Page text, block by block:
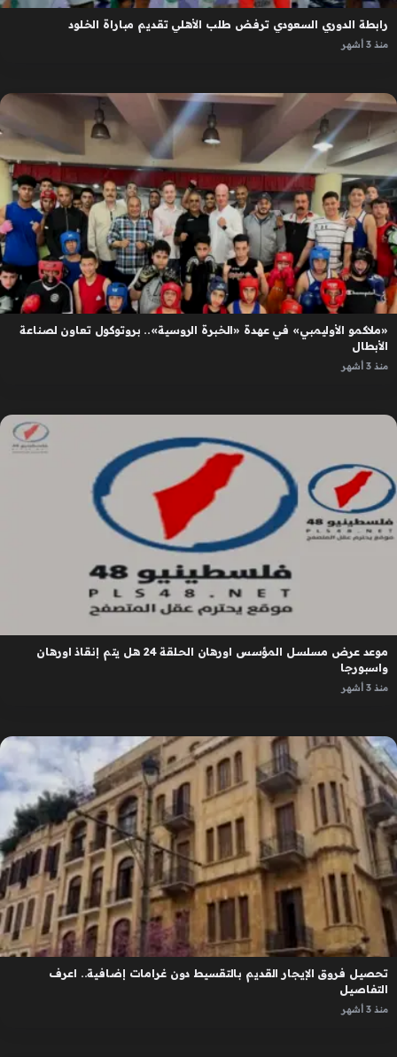
رابطة الدوري السعودي ترفض طلب الأهلي تقديم مباراة الخلود
منذ 3 أشهر
«ملاكمو الأوليمبي» في عهدة «الخبرة الروسية».. بروتوكول تعاون لصناعة
الأبطال
منذ 3 أشهر
موعد عرض مسلسل المؤسس اورهان الحلقة 24 هل يتم إنقاذ اورهان
واسبورجا
منذ 3 أشهر
تحصيل فروق الإيجار القديم بالتقسيط دون غرامات إضافية.. اعرف
التفاصيل
منذ 3 أشهر